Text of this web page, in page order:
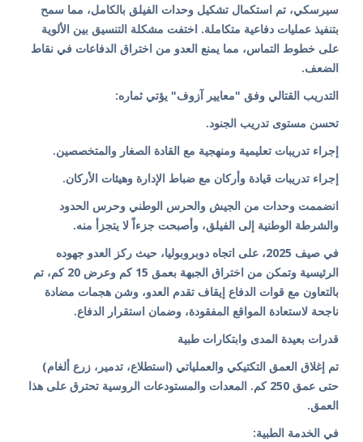
سيرسكي، تم استكمال تشكيل وحدات الفيلق بالكامل، مما سمح
بتنفيذ عمليات دفاعية متكاملة. اختفت مشكلة التنسيق بين الألوية
على خطوط التماس، مما يمنع العدو من اختراق الدفاعات في نقاط
الضعف.
التدريب القتالي وفق "معايير آزوف" يؤتي ثماره:
تحسن مستوى تدريب الجنود.
إجراء تدريبات تعليمية ومنهجية مع القادة الصغار والمتخصصين.
إجراء تدريبات قيادة وأركان مع ضباط الإدارة وهيئات الأركان.
انضممت وحدات من الجيش والحرس الوطني وحرس الحدود
والشرطة الوطنية إلى الفيلق، وأصبحت جزءاً لا يتجزأ منه.
في صيف 2025، على اتجاه دوبروبوليا، حيث ركز العدو جهوده
الرئيسية وتمكن من اختراق الجبهة بعمق 15 كم وعرض 20 كم، تم
بالتعاون مع قوات الدفاع إيقاف تقدم العدو، وشن هجمات مضادة
ناجحة لاستعادة المواقع المفقودة، وضمان استقرار الدفاع.
قدرات بعيدة المدى وابتكارات طبية
تم إغلاق العمق التكتيكي والعملياتي (استطلاع، تدمير، زرع ألغام)
حتى عمق 250 كم. المعدات والمستودعات الروسية تحترق على هذا
العمق.
في الخدمة الطبية: